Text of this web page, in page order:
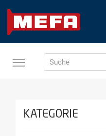
Suche
KATEGORIE